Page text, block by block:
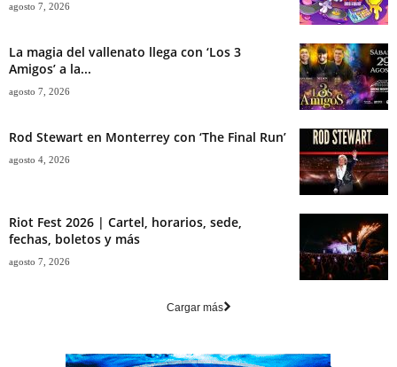
agosto 7, 2026
La magia del vallenato llega con ‘Los 3
Amigos’ a la...
agosto 7, 2026
Rod Stewart en Monterrey con ‘The Final Run’
agosto 4, 2026
Riot Fest 2026 | Cartel, horarios, sede,
fechas, boletos y más
agosto 7, 2026
Cargar más